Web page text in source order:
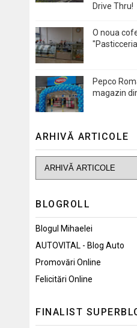
Drive Thru!
O noua
Pepco
magazin
ARHIVĂ ARTICOLE
BLOGROLL
Blogul Mihaelei
AUTOVITAL - Blog Auto
Promovări Online
Felicitări Online
FINALIST